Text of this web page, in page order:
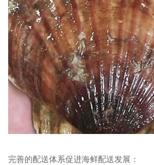
完善的配送体系促进海鲜配送发展：